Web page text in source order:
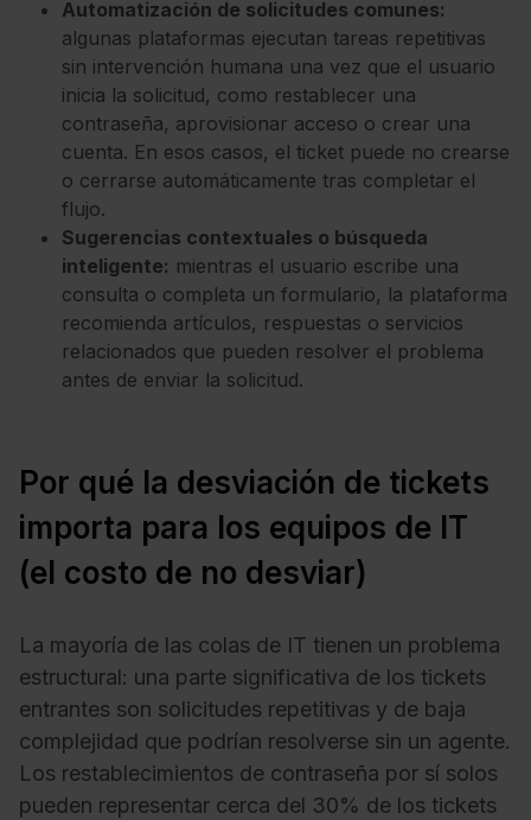
Automatización de solicitudes comunes:
algunas plataformas ejecutan tareas repetitivas
sin intervención humana una vez que el usuario
inicia la solicitud, como restablecer una
contraseña, aprovisionar acceso o crear una
cuenta. En esos casos, el ticket puede no crearse
o cerrarse automáticamente tras completar el
flujo.
Sugerencias contextuales o búsqueda
inteligente: mientras el usuario escribe una
consulta o completa un formulario, la plataforma
recomienda artículos, respuestas o servicios
relacionados que pueden resolver el problema
antes de enviar la solicitud.
Por qué la desviación de tickets
importa para los equipos de IT
(el costo de no desviar)
La mayoría de las colas de IT tienen un problema
estructural: una parte significativa de los tickets
entrantes son solicitudes repetitivas y de baja
complejidad que podrían resolverse sin un agente.
Los restablecimientos de contraseña por sí solos
pueden representar cerca del 30% de los tickets